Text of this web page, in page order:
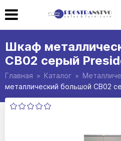
Шкаф
СВ02 серый
Главная Каталог
металлический большой СВ02